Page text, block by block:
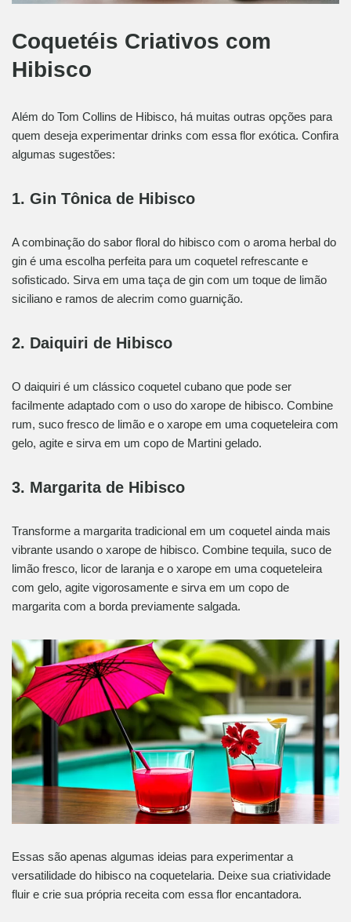
Coquetéis Criativos com
Hibisco
Além do Tom Collins de Hibisco, há muitas outras opções para
quem deseja experimentar drinks com essa flor exótica. Confira
algumas sugestões:
1. Gin Tônica de Hibisco
A combinação do sabor floral do hibisco com o aroma herbal do
gin é uma escolha perfeita para um coquetel refrescante e
sofisticado. Sirva em uma taça de gin com um toque de limão
siciliano e ramos de alecrim como guarnição.
2. Daiquiri de Hibisco
O daiquiri é um clássico coquetel cubano que pode ser
facilmente adaptado com o uso do xarope de hibisco. Combine
rum, suco fresco de limão e o xarope em uma coqueteleira com
gelo, agite e sirva em um copo de Martini gelado.
3. Margarita de Hibisco
Transforme a margarita tradicional em um coquetel ainda mais
vibrante usando o xarope de hibisco. Combine tequila, suco de
limão fresco, licor de laranja e o xarope em uma coqueteleira
com gelo, agite vigorosamente e sirva em um copo de
margarita com a borda previamente salgada.
Essas são apenas algumas ideias para experimentar a
versatilidade do hibisco na coquetelaria. Deixe sua criatividade
fluir e crie sua própria receita com essa flor encantadora.